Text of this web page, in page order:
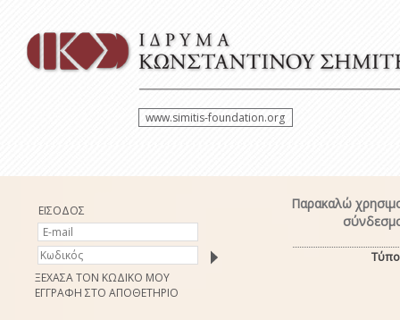
www.simitis-foundation.org
ΕΙΣΟΔΟΣ
ΞΕΧΑΣΑ ΤΟΝ ΚΩΔΙΚΟ ΜΟΥ
ΕΓΓΡΑΦΗ ΣΤΟ ΑΠΟΘΕΤΗΡΙΟ
Παρακαλώ